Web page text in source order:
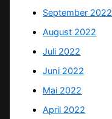
September 2022
August 2022
Juli 2022
Juni 2022
Mai 2022
April 2022